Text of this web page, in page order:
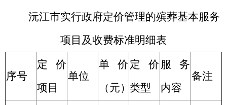
沅江市实行政府定价管理的殡葬基本服务
项目及收费标准明细表
序号
定价
项目
单位
单价
（元）
定价
类型
服务
内容
备注